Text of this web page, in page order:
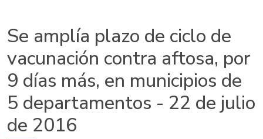
Se amplía plazo de ciclo de
vacunación contra aftosa, por
9 días más, en municipios de
5 departamentos - 22 de julio
de 2016